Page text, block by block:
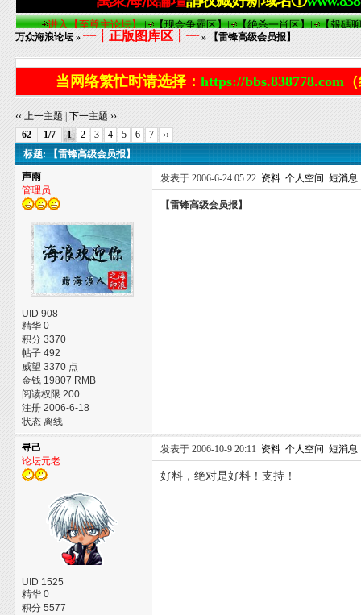
万众海浪论坛 »┈┋正版图库区┋┈» 【雷锋高级会员报】
当网络繁忙时请选择： https://bbs.838778.com
‹‹ 上一主题 |下一主题 ››
62
1/7 1 2 3 4 5 6 7
››
标题: 【雷锋高级会员报】
声雨
管理员
UID 908
精华 0
积分 3370
帖子 492
威望 3370 点
金钱 19807 RMB
阅读权限 200
注册 2006-6-18
状态 离线
发表于 2006-6-24 05:22 资料 个人空间 短消息
【雷锋高级会员报】
寻己
论坛元老
UID 1525
精华 0
积分 5577
发表于 2006-10-9 20:11 资料 个人空间 短消息
好料，绝对是好料！支持！